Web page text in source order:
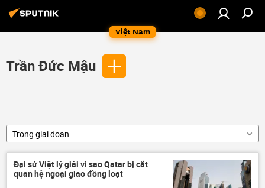
Việt Nam
Trần Đức Mậu
Trong giai đoạn
Đại sứ Việt lý giải vì sao Qatar bị cắt
quan hệ ngoại giao đồng loạt